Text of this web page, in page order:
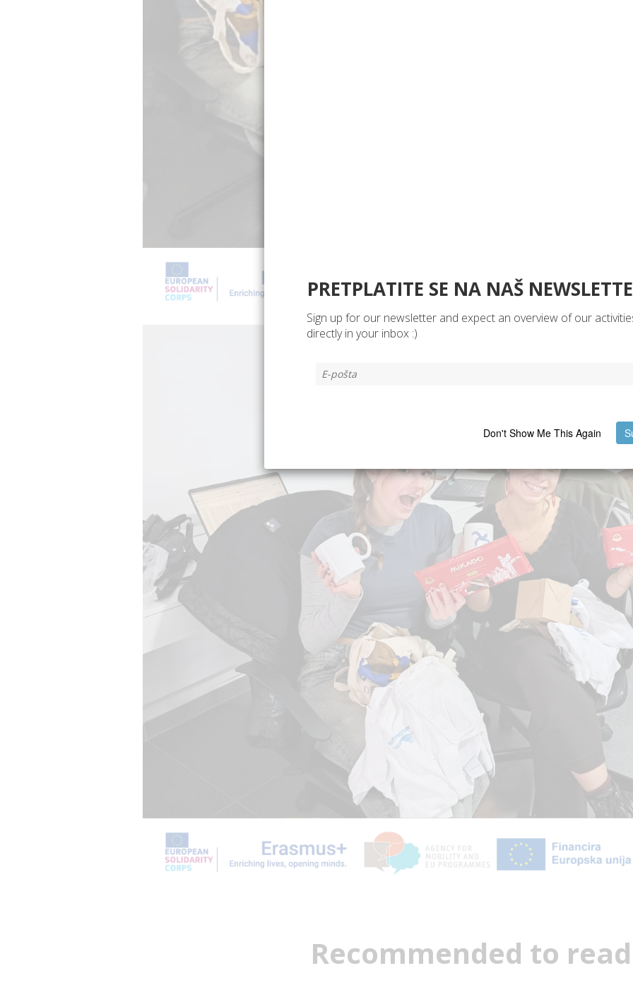
Recommended to read
PRETPLATITE SE NA NAŠ
Sign up for our newsletter and expect an overview of our
directly in your inbox :)
Don't Show Me This Again